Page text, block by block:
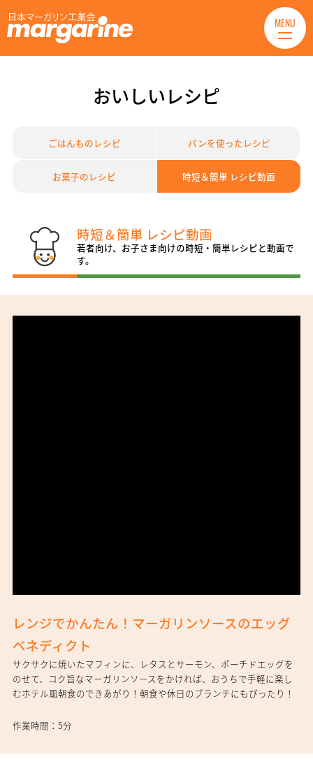
MENU
おいしいレシピ
ごはんものレシピ パンを使ったレシピ
お菓子のレシピ 時短＆簡単 レシピ動画
時短＆簡単 レシピ動画
若者向け、お子さま向けの時短・簡単レシピと動画で
す。
レンジでかんたん！マーガリンソースのエッグ
ベネディクト
サクサクに焼いたマフィンに、レタスとサーモン、ポーチドエッグを
のせて、コク旨なマーガリンソースをかければ、おうちで手軽に楽し
むホテル風朝食のできあがり！朝食や休日のブランチにもぴったり！
作業時間：5分